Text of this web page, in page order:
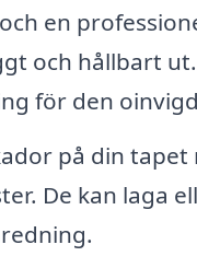
en
och hållbart
för den
på din
De kan laga